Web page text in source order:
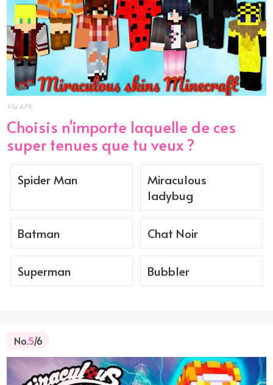
Via APK
Choisis n'importe laquelle de ces
super tenues que tu veux ?
Spider Man
Miraculous
ladybug
Batman Chat Noir
Superman Bubbler
No.5/6